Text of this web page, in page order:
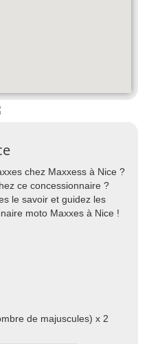
chez Maxxess à Nice ?
ce concessionnaire ?
le savoir et guidez les
moto Maxxes à Nice !
de majuscules) x 2